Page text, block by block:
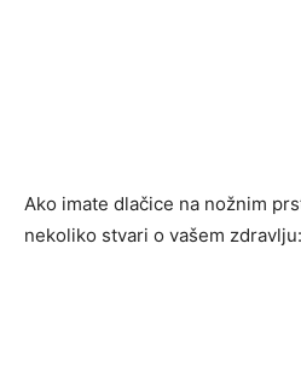
Ako imate dlačice na nožnim
nekoliko stvari o vašem zdravlju: